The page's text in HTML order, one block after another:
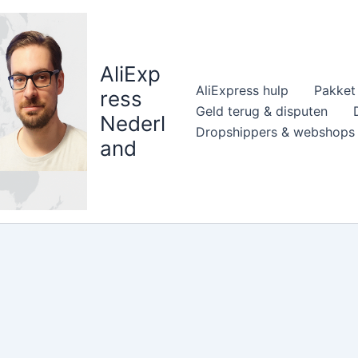
AliExp
ress
Nederl
and
AliExpress hulp
Geld terug & disputen
Dropshippers & webshops